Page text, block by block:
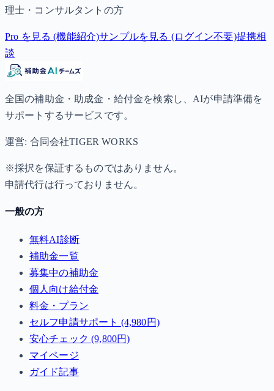
理士・コンサルタントの方
Pro を見る (機能紹介)サンプルを見る (ログイン不要)提携相
談
全国の補助金・助成金・給付金を検索し、AIが申請準備を
サポートするサービスです。
運営: 合同会社TIGER WORKS
※採択を保証するものではありません。
申請代行は行っておりません。
一般の方
無料AI診断
補助金一覧
募集中の補助金
個人向け給付金
料金・プラン
セルフ申請サポート (4,980円)
安心チェック (9,800円)
マイページ
ガイド記事